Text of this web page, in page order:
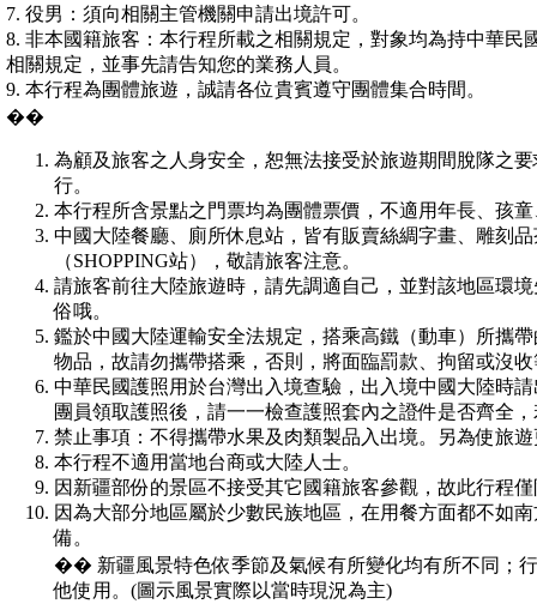
7. 役男：須向相關主管機關申請出境許可。
8. 非本國籍旅客：本行程所載之相關規定，對象均為持中華
相關規定，並事先請告知您的業務人員。
9. 本行程為團體旅遊，誠請各位貴賓遵守團體集合時間。
��
為顧及旅客之人身安全，恕無法接受於旅遊期間脫隊之
行。
本行程所含景點之門票均為團體票價，不適用年長、孩
中國大陸餐廳、廁所休息站，皆有販賣絲綢字畫、雕刻
（SHOPPING站），敬請旅客注意。
請旅客前往大陸旅遊時，請先調適自己，並對該地區環
俗哦。
鑑於中國大陸運輸安全法規定，搭乘高鐵（動車）所攜
物品，故請勿攜帶搭乘，否則，將面臨罰款、拘留或沒
中華民國護照用於台灣出入境查驗，出入境中國大陸時
團員領取護照後，請一一檢查護照套內之證件是否齊全
禁止事項：不得攜帶水果及肉類製品入出境。另為使旅
本行程不適用當地台商或大陸人士。
因新疆部份的景區不接受其它國籍旅客參觀，故此行程
因為大部分地區屬於少數民族地區，在用餐方面都不如
備。
�� 新疆風景特色依季節及氣候有所變化均有所不同；
他使用。(圖示風景實際以當時現況為主)